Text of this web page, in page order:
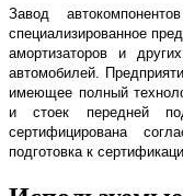
Read More...
Завод
специализированное
амортизаторов и
автомобилей.
имеющее полный
и стоек передней
сертифицирована
подготовка к